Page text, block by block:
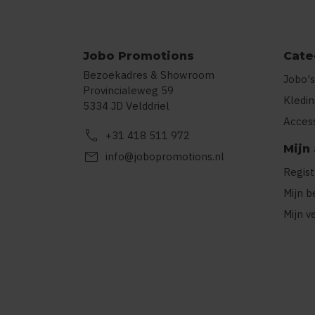
Jobo Promotions
Bezoekadres & Showroom
Provincialeweg 59
5334 JD Velddriel
call +31 418 511 972
mail info@jobopromotions.nl
Mijn
Mijn
Mijn